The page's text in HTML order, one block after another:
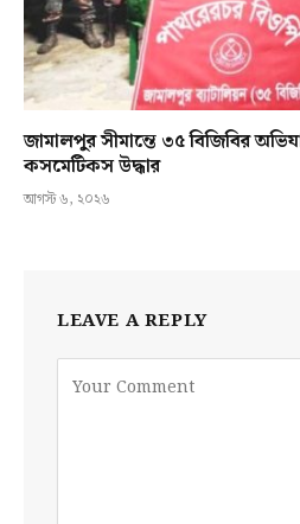
জামালপুর সীমান্তে ৩৫ বিজিবির
কসমেটিকস উদ্ধার
আগস্ট ৬, ২০২৬
LEAVE A REPLY